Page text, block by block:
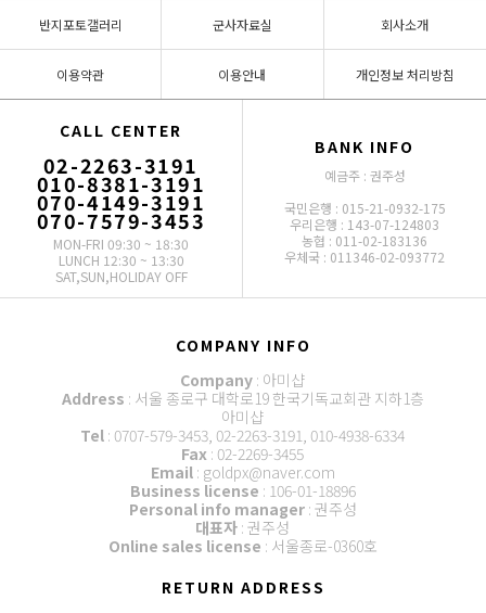
반지포토갤러리 군사자료실 회사소개
이용약관 이용안내 개인정보 처리방침
CALL CENTER
02-2263-3191
010-8381-3191
070-4149-3191
070-7579-3453
MON-FRI 09:30 ~ 18:30
LUNCH 12:30 ~ 13:30
SAT,SUN,HOLIDAY OFF
BANK INFO
예금주 : 권주성
국민은행 : 015-21-0932-175
우리은행 : 143-07-124803
농협 : 011-02-183136
우체국 : 011346-02-093772
COMPANY INFO
Company : 아미샵
Address : 서울 종로구 대학로19 한국기독교회관 지하1층
아미샵
Tel : 0707-579-3453, 02-2263-3191, 010-4938-6334
Fax : 02-2269-3455
Email: goldpx@naver.com
Business license : 106-01-18896
Personal info manager: 권주성
대표자 : 권주성
Online sales license : 서울종로-0360호
RETURN ADDRESS